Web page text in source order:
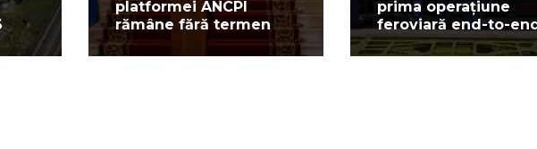
platformei ANCPI
rămâne fără termen
prima operațiune
feroviară end-to-